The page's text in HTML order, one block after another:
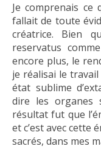
Je comprenais ce
fallait de toute
créatrice. Bien
reservatus
encore plus, le
je réalisai le
état sublime
dire les organes
résultat fut que
et c’est avec cette
sacrés, dans mes